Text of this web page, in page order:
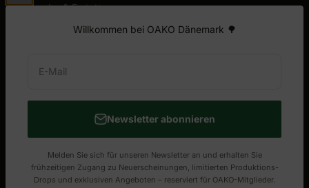
Willkommen bei OAKO Dänemark 🌳
E-Mail
Newsletter abonnieren
Melden Sie sich für unseren Newsletter an und erhalten Sie
frühzeitigen Zugang zu Neuerscheinungen, limitierten Produktions-
Drops und exklusiven Angeboten – reserviert für OAKO-Mitglieder.
Rückgabe & Erstattung
Allgemeine Garantie
© 2026, OAKO Denmark. Powered by Shopify